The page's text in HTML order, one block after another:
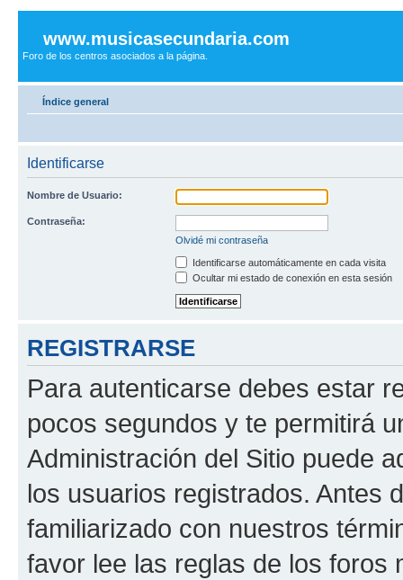
www.musicasecundaria.com
Foro de los centros asociados a la página.
Índice general
Identificarse
Nombre de Usuario:
Contraseña:
Olvidé mi contraseña
Identificarse automáticamente en cada visita
Ocultar mi estado de conexión en esta sesión
REGISTRARSE
Para autenticarse debes estar
pocos segundos y te permitirá
Administración del Sitio puede
los usuarios registrados. Antes
familiarizado con nuestros
favor lee las reglas de los foros